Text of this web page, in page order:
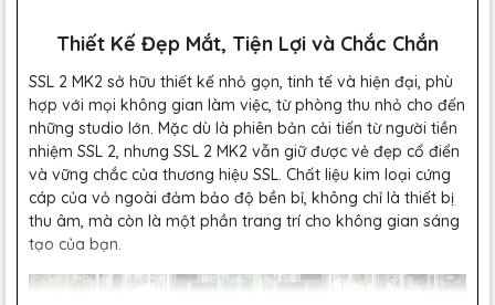
Thiết Kế Đẹp Mắt, Tiện Lợi và Chắc Chắn
SSL 2 MK2 sở hữu thiết kế nhỏ gọn, tinh tế và hiện đại, phù
hợp với mọi không gian làm việc, từ phòng thu nhỏ cho đến
những studio lớn. Mặc dù là phiên bản cải tiến từ người tiền
nhiệm SSL 2, nhưng SSL 2 MK2 vẫn giữ được vẻ đẹp cổ điển
và vững chắc của thương hiệu SSL. Chất liệu kim loại cứng
cáp của vỏ ngoài đảm bảo độ bền bỉ, không chỉ là thiết bị
thu âm, mà còn là một phần trang trí cho không gian sáng
tạo của bạn.